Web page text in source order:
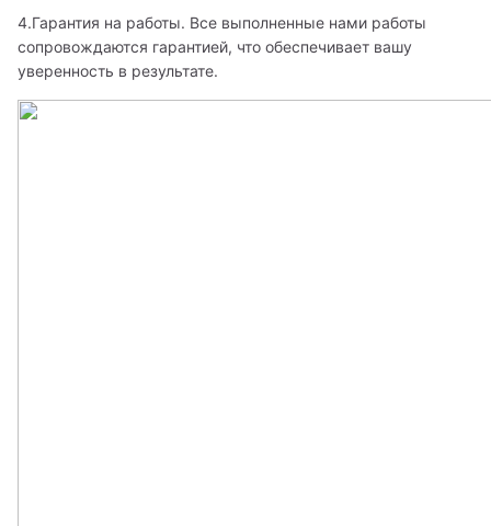
4.Гарантия на работы. Все выполненные нами работы
сопровождаются гарантией, что обеспечивает вашу
уверенность в результате.